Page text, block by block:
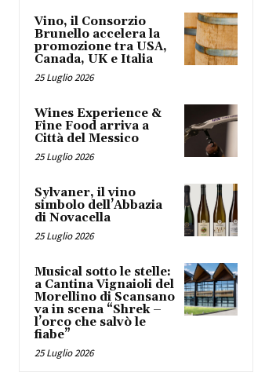
Vino, il Consorzio
Brunello accelera la
promozione tra USA,
Canada, UK e Italia
25 Luglio 2026
Wines Experience &
Fine Food arriva a
Città del Messico
25 Luglio 2026
Sylvaner, il vino
simbolo dell’Abbazia
di Novacella
25 Luglio 2026
Musical sotto le stelle:
a Cantina Vignaioli del
Morellino di Scansano
va in scena “Shrek –
l’orco che salvò le
fiabe”
25 Luglio 2026